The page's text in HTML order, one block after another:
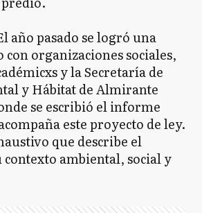
año pasado se logró una
con organizaciones sociales,
y la Secretaría de
y Hábitat de Almirante
se escribió el informe
este proyecto de ley.
que describe el
contexto ambiental, social y